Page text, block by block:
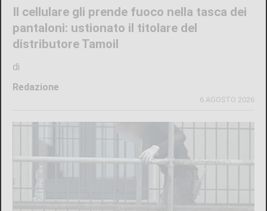
Il cellulare gli prende fuoco nella tasca dei
pantaloni: ustionato il titolare del
distributore Tamoil
di
Redazione
6 AGOSTO 2026